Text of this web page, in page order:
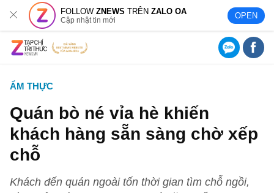
FOLLOWZNEWS TRÊNZALO OA
Cập nhật tin mới OPEN
ẨM THỰC
Quán bò né vỉa hè khiến
khách hàng sẵn sàng chờ xếp
chỗ
Khách đến quán ngoài tốn thời gian tìm chỗ ngồi,